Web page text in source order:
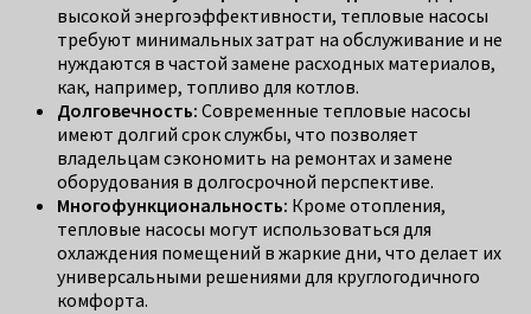
высокой энергоэффективности, тепловые насосы
требуют минимальных затрат на обслуживание и не
нуждаются в частой замене расходных материалов,
как, например, топливо для котлов.
Долговечность: Современные тепловые насосы
имеют долгий срок службы, что позволяет
владельцам сэкономить на ремонтах и замене
оборудования в долгосрочной перспективе.
Многофункциональность: Кроме отопления,
тепловые насосы могут использоваться для
охлаждения помещений в жаркие дни, что делает их
универсальными решениями для круглогодичного
комфорта.